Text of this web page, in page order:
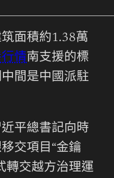
面積約1.38萬
情南支援的標
間是中國派駐
平總書記向時
交項目“金鑰
轉交越方治理運